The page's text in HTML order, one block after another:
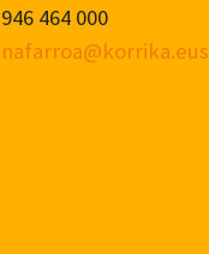
946 464 000
nafarroa@korrika.eus